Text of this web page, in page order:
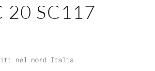
20 SC117
nel nord Italia.